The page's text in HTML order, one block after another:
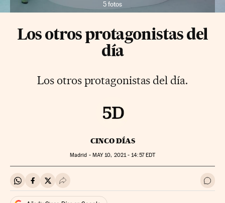
5 fotos
Los otros protagonistas del
día
Los otros protagonistas del día.
CINCO DÍAS
Madrid - MAY10, 2021 - 14:57EDT
Compartir en Whatsapp
Compartir en Facebook
Compartir en Twitter
Desplegar Redes Sociales Ir a